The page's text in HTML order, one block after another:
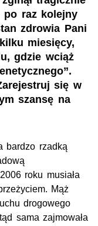
po raz kolejny
zdrowia Pani
miesięcy,
gdzie wciąż
się w
szansę na
bardzo rzadką
roku musiała
Mąż
drogowego
sama zajmowała